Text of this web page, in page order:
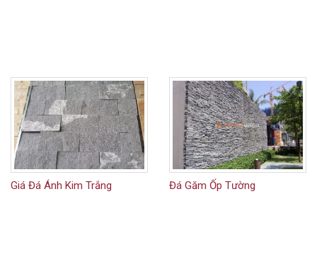
Giá Đá Ánh Kim Trắng Đá Găm Ốp Tường